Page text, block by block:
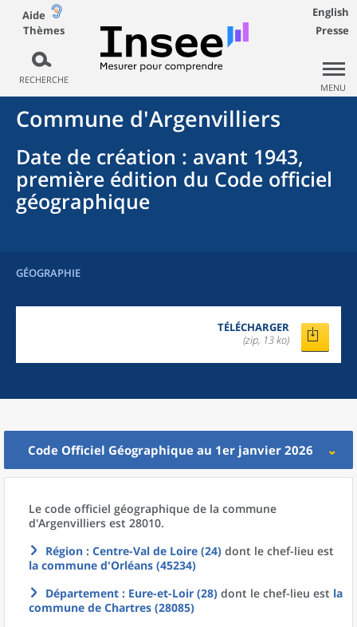
Aide
Thèmes
RECHERCHE
English
Presse
MENU
Commune d'Argenvilliers
Date de création : avant 1943,
première édition du Code officiel
géographique
GÉOGRAPHIE
TÉLÉCHARGER
(zip, 13 ko)
Code Officiel Géographique au 1er janvier 2026
Le code officiel géographique de la commune
d'Argenvilliers est 28010.
Région : Centre-Val de Loire (24) dont le chef-lieu est
la commune d'Orléans (45234)
Département : Eure-et-Loir (28) dont le chef-lieu est la
commune de Chartres (28085)